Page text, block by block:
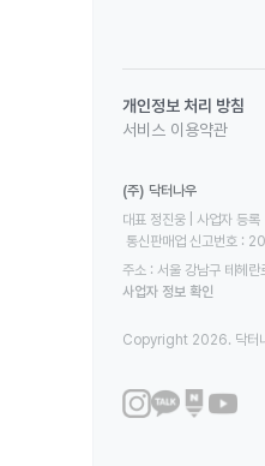
개인정보 처리 방침
서비스 이용약관
(주) 닥터나우
대표 정진웅 | 사업자
통신판매업 신고번호
주소 : 서울 강남구 테헤
사업자 정보 확인
Copyright 2026. 닥터